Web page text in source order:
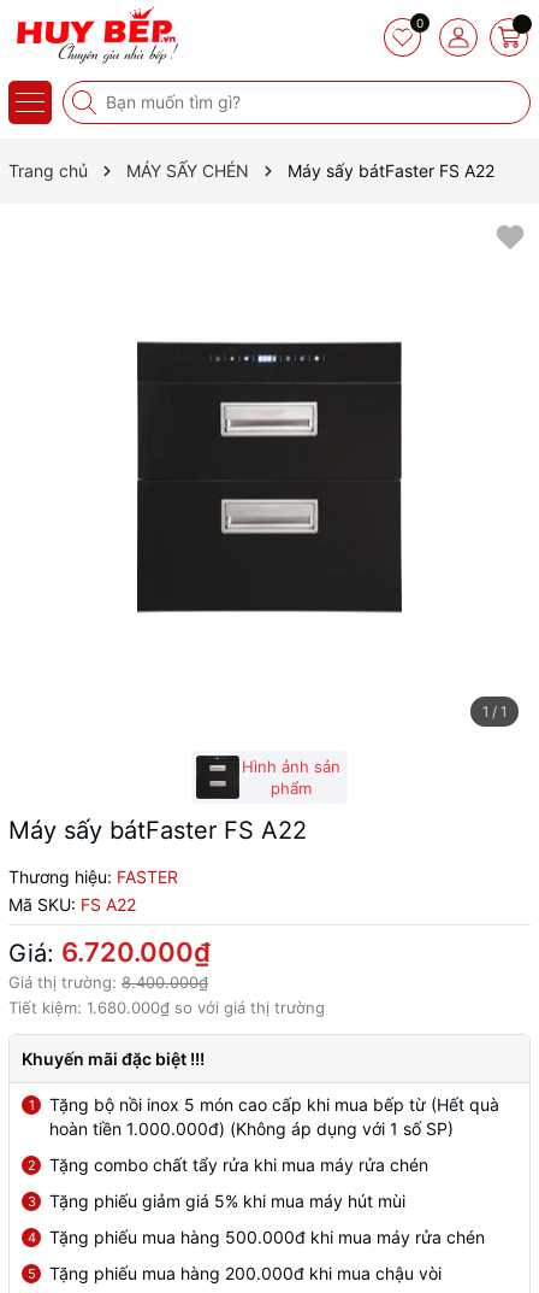
0
Trang chủ MÁY SẤY CHÉN Máy sấy bátFaster FS A22
1 / 1
Hình ảnh sản
phẩm
Máy sấy bátFaster FS A22
Thương hiệu: FASTER
Mã SKU: FS A22
Giá: 6.720.000₫
Giá thị trường: 8.400.000₫
Tiết kiệm: 1.680.000₫ so với giá thị trường
Khuyến mãi đặc biệt !!!
1
Tặng bộ nồi inox 5 món cao cấp khi mua bếp từ (Hết quà
hoàn tiền 1.000.000đ) (Không áp dụng với 1 số SP)
2 Tặng combo chất tẩy rửa khi mua máy rửa chén
3 Tặng phiếu giảm giá 5% khi mua máy hút mùi
4 Tặng phiếu mua hàng 500.000đ khi mua máy rửa chén
5 Tặng phiếu mua hàng 200.000đ khi mua chậu vòi